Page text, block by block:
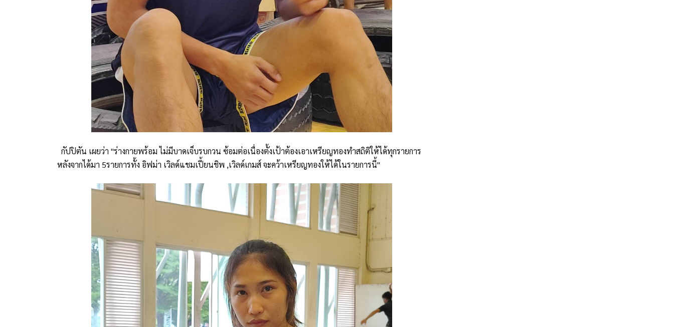
กัปปิตัน เผยว่า "ร่างกายพร้อม ไม่มีบาดเจ็บรบกวน ซ้อมต่อเนื่องตั้งเป้าต้องเอาเหรียญทองทำสถิติให้ได้ทุกรายการ
หลังจากได้มา 5รายการทั้ง อิฟม่า เวิลด์แชมเปี้ยนชิพ ,เวิลด์เกมส์ จะคว้าเหรียญทองให้ได้ในรายการนี้"